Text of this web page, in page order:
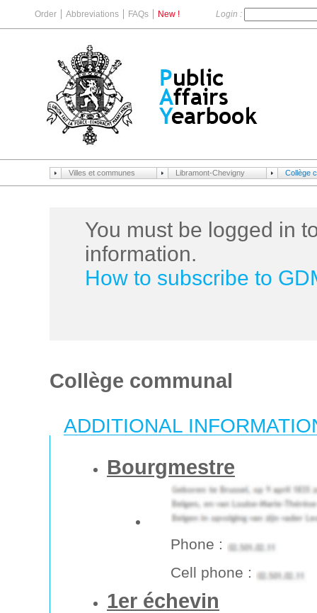
Order Abbreviations FAQs New ! Login :
Villes et communes Libramont-Chevigny Collège
You must be logged in
information.
How to subscribe to
Collège communal
ADDITIONAL
Bourgmestre
Phone :
Cell phone :
1er échevin